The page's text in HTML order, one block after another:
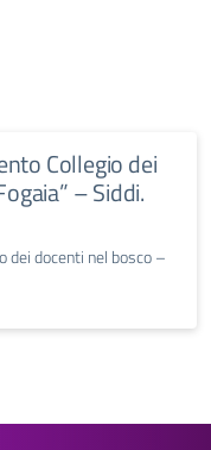
Collegio dei
– Siddi.
docenti nel bosco –